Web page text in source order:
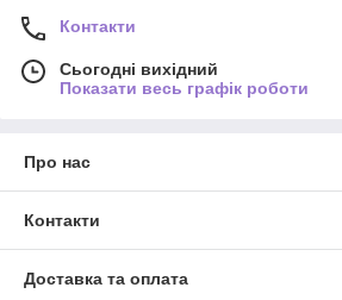
Контакти
Сьогодні вихідний
Показати весь графік роботи
Про нас
Контакти
Доставка та оплата